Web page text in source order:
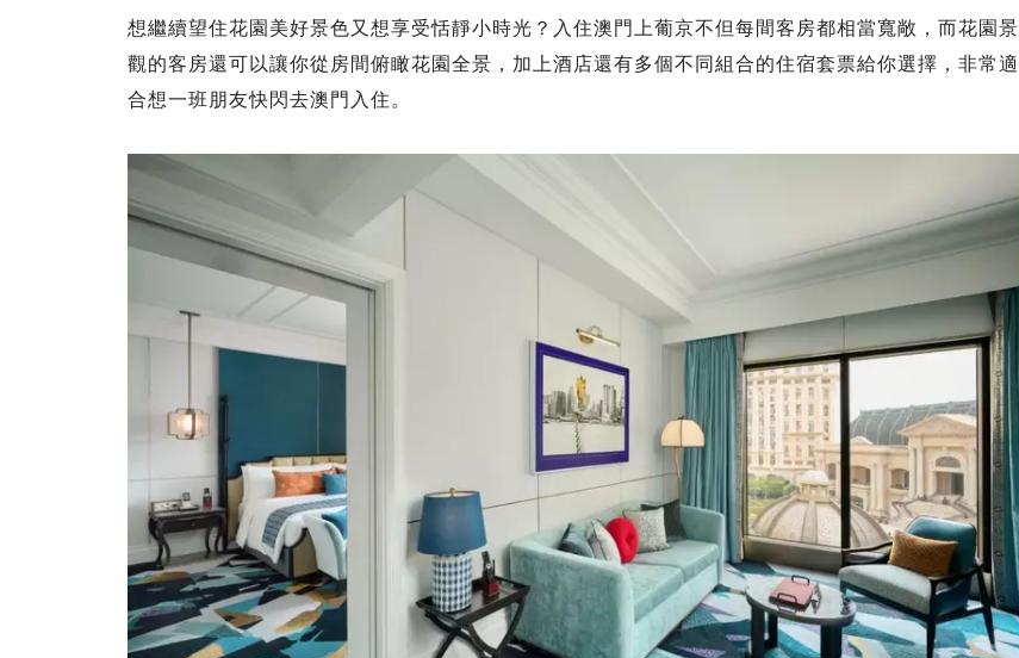
想繼續望住花園美好景色又想享受恬靜小時光？入住澳門上葡京不但每間客房都相當寬敞，而花園景
觀的客房還可以讓你從房間俯瞰花園全景，加上酒店還有多個不同組合的住宿套票給你選擇，非常適
合想一班朋友快閃去澳門入住。